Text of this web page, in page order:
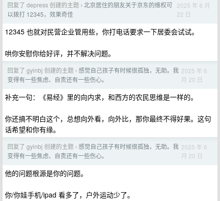
回复了 depress 创建的主题 › 北京居住的朋友关于京东的维权可
以拨打 12345，效果奇佳
2025 年 6 月
22 日
12345 也就对民营企业管用些，你打电话要求一下居委会试试。
哄你安慰你给好评，并不解决问题。
回复了 gyinbj 创建的主题 › 感觉自己孩子有时候很孤独，无助。我
变得有一些焦虑、自责还有一些伤心。
2025 年 6
月 20 日
补充一句：《易经》里的向内求，和西方的农民思维是一样的。
你还搞不明白这个，总想向外看，向外比，那你最终不得好果。这句
话希望和你有缘。
回复了 gyinbj 创建的主题 › 感觉自己孩子有时候很孤独，无助。我
变得有一些焦虑、自责还有一些伤心。
2025 年 6
月 20 日
他的问题根源是你的问题。
你/你娃手机/ipad 看多了，户外运动少了。